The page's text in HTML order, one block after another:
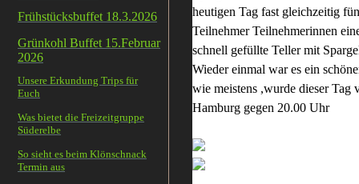
Frühstücksbuffet 18.3.2026
Grünkohl Buffet 15.Februar
2026
Unsere Erkundung Trips für
Euch
Was bietet die Freizeitgruppe
Süderelbe
So sieht es beim Klönschnack
Termin aus
heutigen Tag fast gleichzeitig
Teilnehmer Teilnehmerinnen
schnell gefüllte Teller mit
Wieder einmal war es ein
wie meistens ,wurde dieser Tag
Hamburg gegen 20.00 Uhr